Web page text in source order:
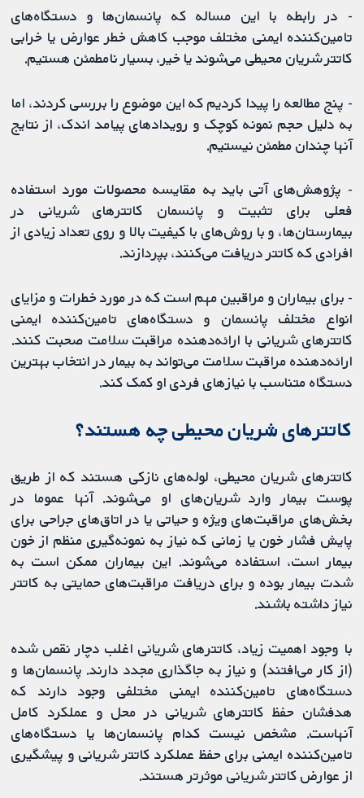
- در رابطه با این مساله که پانسمان‌ها و دستگاه‌های
تامین‌کننده ایمنی مختلف موجب کاهش خطر عوارض یا خرابی
کاتتر شریان محیطی می‌شوند یا خیر، بسیار نامطمئن هستیم.
- پنج مطالعه را پیدا کردیم که این موضوع را بررسی کردند، اما
به دلیل حجم نمونه کوچک و رویدادهای پیامد اندک، از نتایج
آنها چندان مطمئن نیستیم.
- پژوهش‌های آتی باید به مقایسه محصولات مورد استفاده
فعلی برای تثبیت و پانسمان کاتترهای شریانی در
بیمارستان‌ها، و با روش‌های با کیفیت بالا و روی تعداد زیادی از
افرادی که کاتتر دریافت می‌کنند، بپردازند.
- برای بیماران و مراقبین مهم است که در مورد خطرات و مزایای
انواع مختلف پانسمان و دستگاه‌های تامین‌کننده ایمنی
کاتترهای شریانی با ارائه‌دهنده مراقبت سلامت صحبت کنند.
ارائه‌دهنده مراقبت سلامت می‌تواند به بیمار در انتخاب بهترین
دستگاه متناسب با نیازهای فردی او کمک کند.
کاتترهای شریان محیطی چه هستند؟
کاتترهای شریان محیطی، لوله‌های نازکی هستند که از طریق
پوست بیمار وارد شریان‌های او می‌شوند. آنها عموما در
بخش‌های مراقبت‌های ویژه و حیاتی یا در اتاق‌های جراحی برای
پایش فشار خون یا زمانی که نیاز به نمونه‌گیری منظم از خون
بیمار است، استفاده می‌شوند. این بیماران ممکن است به
شدت بیمار بوده و برای دریافت مراقبت‌های حمایتی به کاتتر
نیاز داشته باشند.
با وجود اهمیت زیاد، کاتترهای شریانی اغلب دچار نقص شده
(از کار می‌افتند) و نیاز به جاگذاری مجدد دارند. پانسمان‌ها و
دستگاه‌های تامین‌کننده ایمنی مختلفی وجود دارند که
هدفشان حفظ کاتترهای شریانی در محل و عملکرد کامل
آنهاست. مشخص نیست کدام پانسمان‌ها یا دستگاه‌های
تامین‌کننده ایمنی برای حفظ عملکرد کاتتر شریانی و پیشگیری
از عوارض کاتتر شریانی موثرتر هستند.